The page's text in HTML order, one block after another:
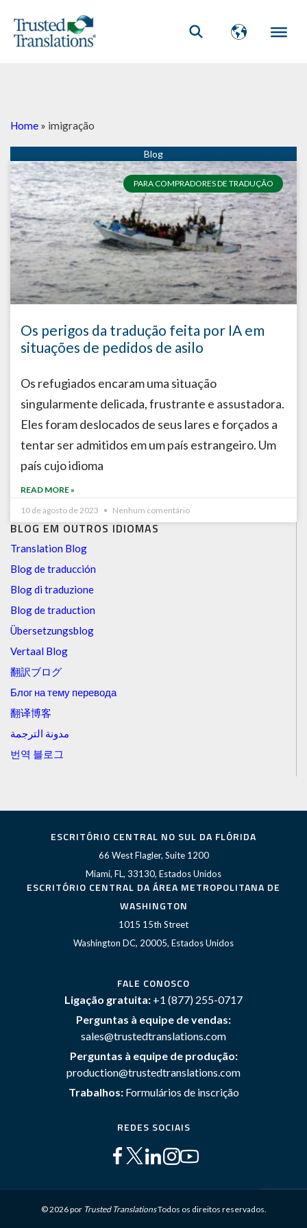
BLOG EM OUTROS IDIOMAS
Translation Blog
Blog de traducción
Blog di traduzione
Blog de traduction
Übersetzungsblog
Vertaal Blog
翻訳ブログ
Блог на тему перевода
翻译博客
مدونة الترجمة
번역 블로그
Home » imigração
PARA COMPRADORES DE TRADUÇÃO
Os perigos da tradução feita por IA em
situações de pedidos de asilo
Os refugiados encaram uma situação
singularmente delicada, frustrante e assustadora.
Eles foram deslocados de seus lares e forçados a
tentar ser admitidos em um país estrangeiro. Um
país cujo idioma
READ MORE »
10 de agosto de 2023
Nenhum comentário
ESCRITÓRIO CENTRAL NO SUL DA FLÓRIDA
66 West Flagler, Suite 1200
Miami, FL, 33130, Estados Unidos
ESCRITÓRIO CENTRAL DA ÁREA METROPOLITANA DE
WASHINGTON
1015 15th Street
Washington DC, 20005, Estados Unidos
FALE CONOSCO
Ligação gratuita: +1 (877) 255-0717
Perguntas à equipe de vendas:
sales@trustedtranslations.com
Perguntas à equipe de produção:
production@trustedtranslations.com
Trabalhos: Formulários de inscrição
REDES SOCIAIS
© 2026 por Trusted TranslationsTodos os direitos reservados.